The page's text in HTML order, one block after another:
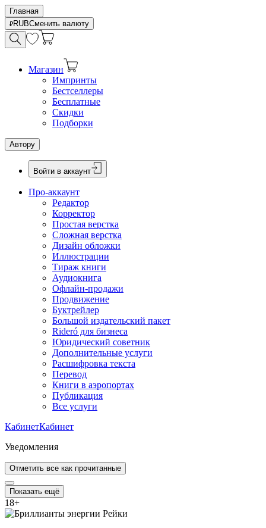
Главная
RUBСменить валюту
Магазин
Импринты
Бестселлеры
Бесплатные
Скидки
Подборки
Автору
Войти в аккаунт
Про-аккаунт
Редактор
Корректор
Простая верстка
Сложная верстка
Дизайн обложки
Иллюстрации
Тираж книги
Аудиокнига
Офлайн-продажи
Продвижение
Буктрейлер
Большой издательский пакет
Rideró для бизнеса
Юридический советник
Дополнительные услуги
Расшифровка текста
Перевод
Книги в аэропортах
Публикация
Все услуги
КабинетКабинет
Уведомления
Отметить все как прочитанные
Показать ещё
18+